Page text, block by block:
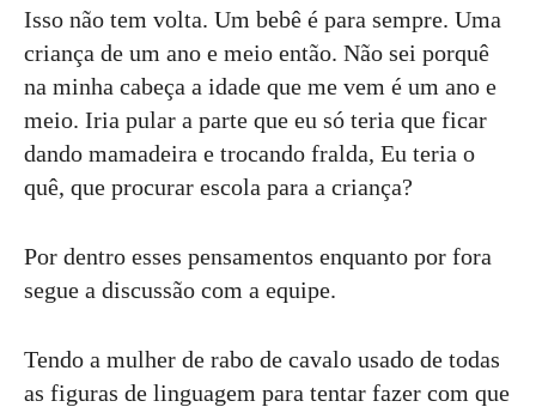
Isso não tem volta. Um bebê é para sempre. Uma
criança de um ano e meio então. Não sei porquê
na minha cabeça a idade que me vem é um ano e
meio. Iria pular a parte que eu só teria que ficar
dando mamadeira e trocando fralda, Eu teria o
quê, que procurar escola para a criança?
Por dentro esses pensamentos enquanto por fora
segue a discussão com a equipe.
Tendo a mulher de rabo de cavalo usado de todas
as figuras de linguagem para tentar fazer com que